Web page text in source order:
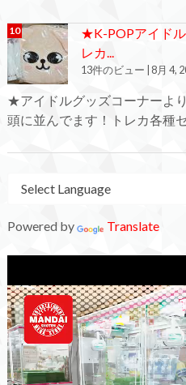
★K-POPアイド
レカ...
13件のビュー 8月 4,
★アイドルグッズコーナーよ
頭に並んでます！トレカ各種
Powered by Translate